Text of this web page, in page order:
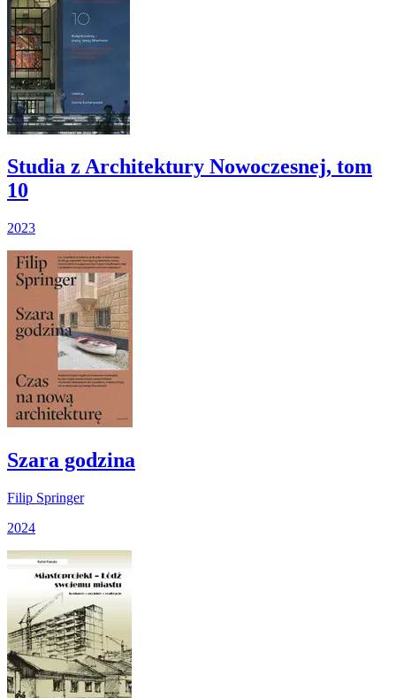
Studia z Architektury Nowoczesnej, tom
10
2023
Szara godzina
Filip Springer
2024